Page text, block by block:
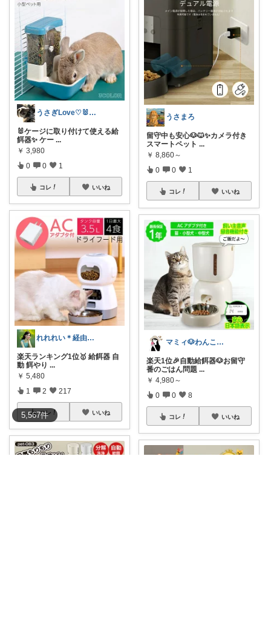
5,567件
うさぎLove♡🐰みーちゃん🐰
🐰ケージに取り付けて使える給
餌器✨ ケー ...
￥ 3,980
0 0 1
コレ いいね
れれれい＊経由購入ありがとうございます
楽天ランキング1位🥇 給餌器 自
動 餌やり ...
￥ 5,480
1 2 217
コレ いいね
うさまろ
留守中も安心🐶🐱✨カメラ付き
スマートペット ...
￥ 8,860～
0 0 1
コレ いいね
マミィ🐶わんこと暮らす｜お得情報係
楽天1位🎉自動給餌器🐶お留守
番のごはん問題 ...
￥ 4,980～
0 0 8
コレ いいね